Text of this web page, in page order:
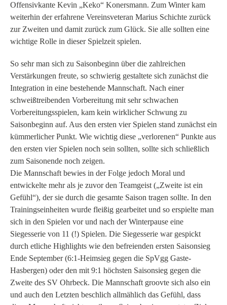
Offensivkante Kevin „Keko“ Konersmann. Zum Winter kam
weiterhin der erfahrene Vereinsveteran Marius Schichte zurück
zur Zweiten und damit zurück zum Glück. Sie alle sollten eine
wichtige Rolle in dieser Spielzeit spielen.
So sehr man sich zu Saisonbeginn über die zahlreichen
Verstärkungen freute, so schwierig gestaltete sich zunächst die
Integration in eine bestehende Mannschaft. Nach einer
schweißtreibenden Vorbereitung mit sehr schwachen
Vorbereitungsspielen, kam kein wirklicher Schwung zu
Saisonbeginn auf. Aus den ersten vier Spielen stand zunächst ein
kümmerlicher Punkt. Wie wichtig diese „verlorenen“ Punkte aus
den ersten vier Spielen noch sein sollten, sollte sich schließlich
zum Saisonende noch zeigen.
Die Mannschaft bewies in der Folge jedoch Moral und
entwickelte mehr als je zuvor den Teamgeist („Zweite ist ein
Gefühl“), der sie durch die gesamte Saison tragen sollte. In den
Trainingseinheiten wurde fleißig gearbeitet und so erspielte man
sich in den Spielen vor und nach der Winterpause eine
Siegesserie von 11 (!) Spielen. Die Siegesserie war gespickt
durch etliche Highlights wie den befreienden ersten Saisonsieg
Ende September (6:1-Heimsieg gegen die SpVgg Gaste-
Hasbergen) oder den mit 9:1 höchsten Saisonsieg gegen die
Zweite des SV Ohrbeck. Die Mannschaft groovte sich also ein
und auch den Letzten beschlich allmählich das Gefühl, dass